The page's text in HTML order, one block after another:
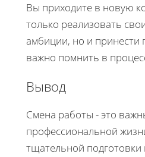
Вы приходите в новую
только реализовать
амбиции, но и принести
важно помнить в
Вывод
Смена работы - это
профессиональной
тщательной подготовки